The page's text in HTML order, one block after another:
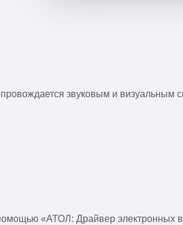
звуковым и визуальным
«АТОЛ: Драйвер электронных